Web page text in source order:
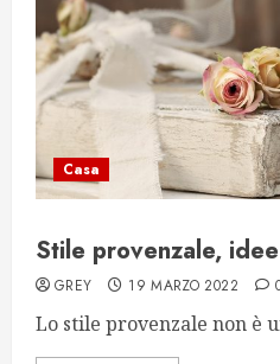
Casa
Stile provenzale,
GREY 19 MARZO 2022
Lo stile provenzale non è